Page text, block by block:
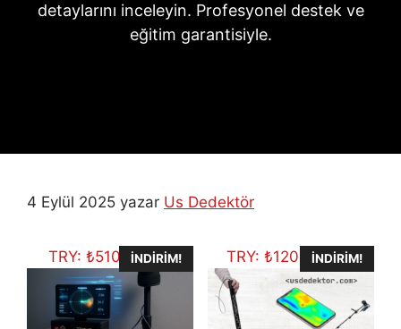
detaylarını inceleyin. Profesyonel destek ve
eğitim garantisiyle.
4 Eylül 2025 yazar Us Dedektör
TRY: ₺510.516,75
İNDIRIM! TRY: ₺120.095,62
İNDIRIM!